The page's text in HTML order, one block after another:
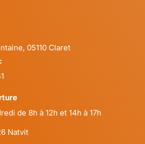
05110 Claret
de 8h à 12h et 14h à 17h
Natvit